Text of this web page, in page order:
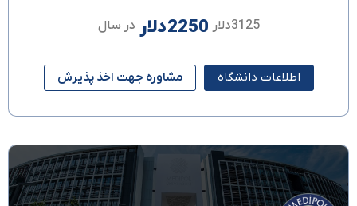
3125دلار 2250دلار در سال
اطلاعات دانشگاه مشاوره جهت اخذ پذیرش